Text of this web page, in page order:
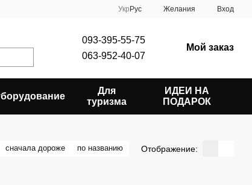
Укр Рус Желания Вход
093-395-55-75
063-952-40-07
Мой заказ
Для
туризма
ИДЕИ НА
ПОДАРОК
сначала дороже по названию Отображение: